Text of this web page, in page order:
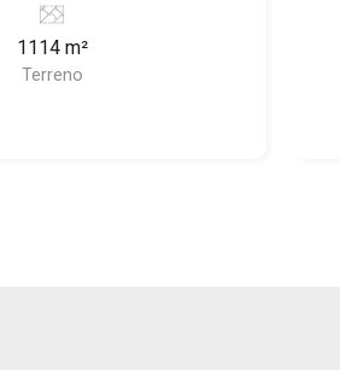
deste imóvel que a
selecionou para
1114 m²
Terreno